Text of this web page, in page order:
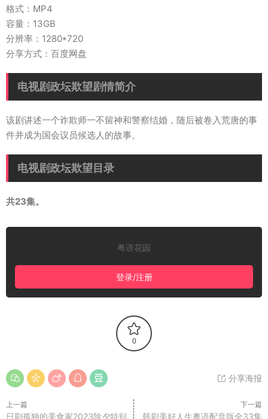
格式：MP4
容量：13GB
分辨率：1280*720
分享方式：百度网盘
电视剧政坛欺望剧情简介
该剧讲述一个诈欺师一不留神和警察结婚，随后被卷入荒唐的事
件并成为国会议员候选人的故事。
电视剧政坛欺望目录
共23集。
粤语花园
登录/注册
0
分享海报
上一篇
日剧孤独的美食家2023除夕特别
下一篇
韩剧美好人生粤语配音版全33集